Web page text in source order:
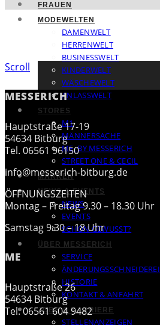
FRAUEN
MODEWELTEN
DAMENWELT
HERRENWELT
BUSINESSWELT
KINDERWELT
WÄSCHEWELT
ANLASSWELT
STORES
M1
MÄNNERSACHE
ME. BY MESSERICH
STREET ONE & CECIL
MARKEN
NEWS & EVENTS
NEWS
EVENTS
SCHON GEWUSST?
ÜBER MESSERICH
SERVICE
ÄNDERUNGSSCHNEIDEREI
HISTORIE
KONTAKT & ANFAHRT
JOBS & KARRIERE
STELLENANZEIGEN
Scroll
MESSERICH
Hauptstraße 17-19
54634 Bitburg
Tel. 06561 96150
info@messerich-bitburg.de
ÖFFNUNGSZEITEN
Montag – Freitag 9.30 – 18.30 Uhr
Samstag 9:30 – 18 Uhr
ME
Hauptstraße 26
54634 Bitburg
Tel. 06561 604 9482